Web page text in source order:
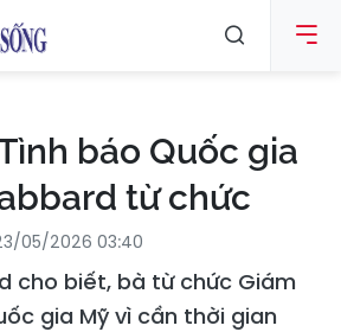
báo Quốc gia
từ chức
05/2026 03:40
cho biết, bà từ chức Giám
gia Mỹ vì cần thời gian